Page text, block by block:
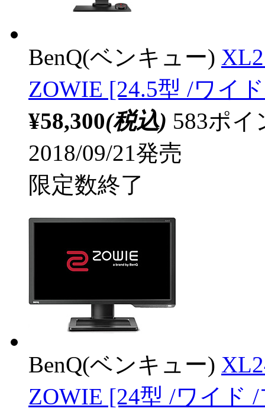
BenQ(ベンキュー)
ZOWIE [24.5型 /ワイ
¥58,300(税込) 583ポ
2018/09/21発売
限定数終了
BenQ(ベンキュー)
ZOWIE [24型 /ワイド